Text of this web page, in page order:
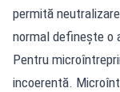
permită
normal definește o
Pentru
incoerentă.